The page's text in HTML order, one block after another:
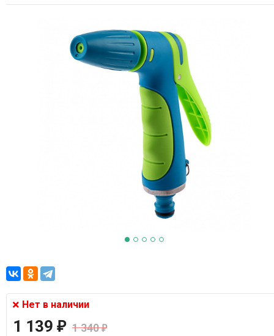
Нет в наличии
1 139 ₽ 1 340₽